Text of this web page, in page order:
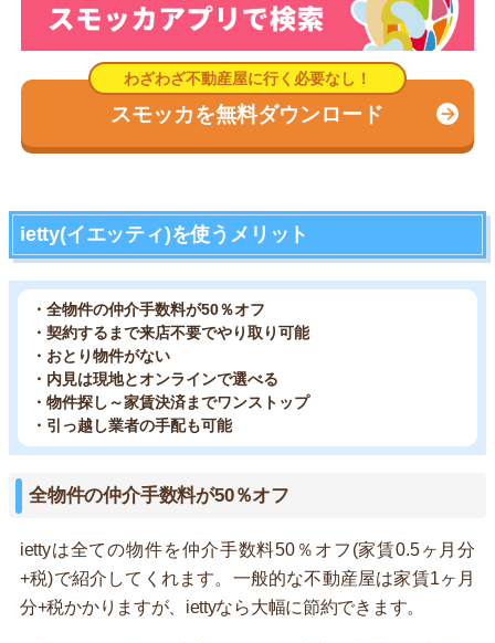
スモッカを無料ダウンロード
ietty(イエッティ)を使うメリット
・全物件の仲介手数料が50％オフ
・契約するまで来店不要でやり取り可能
・おとり物件がない
・内見は現地とオンラインで選べる
・物件探し～家賃決済までワンストップ
・引っ越し業者の手配も可能
全物件の仲介手数料が50％オフ
iettyは全ての物件を仲介手数料50％オフ(家賃0.5ヶ月分
+税)で紹介してくれます。一般的な不動産屋は家賃1ヶ月
分+税かかりますが、iettyなら大幅に節約できます。